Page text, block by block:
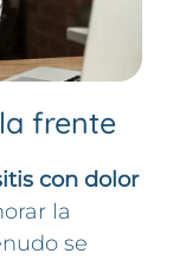
frente
con dolor
la
se